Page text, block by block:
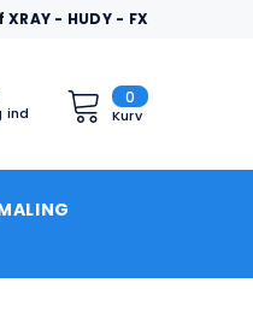
- HUDY - FX
0
varer
Kurv
ind